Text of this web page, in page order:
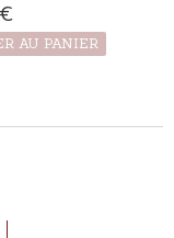
options
AU PANIER